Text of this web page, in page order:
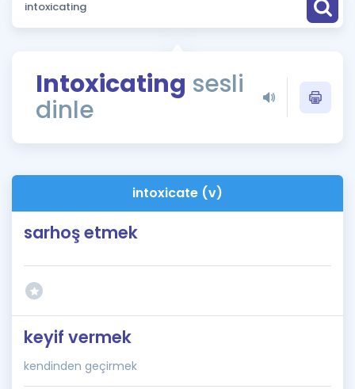
Puan Hesaplama
ÖSYM Sınav Takvimi
Kampanyalar
İngilizce Gramer
Intoxicating sesli
dinle
intoxicate (v)
sarhoş etmek
keyif vermek
kendinden geçirmek